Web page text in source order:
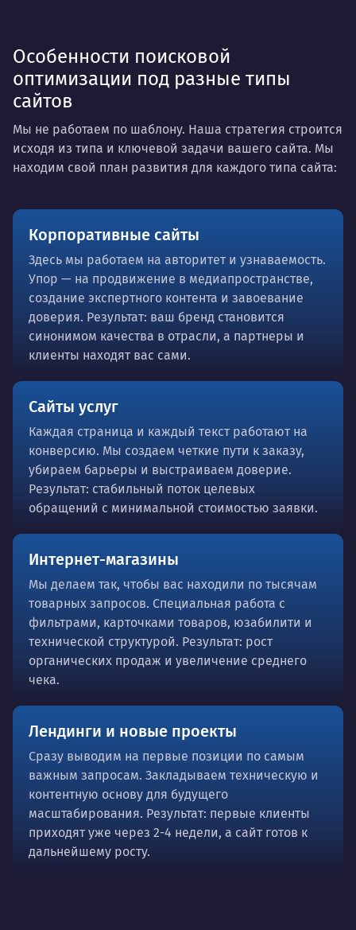
Особенности поисковой
оптимизации под разные типы
сайтов
Мы не работаем по шаблону. Наша стратегия строится
исходя из типа и ключевой задачи вашего сайта. Мы
находим свой план развития для каждого типа сайта:
Корпоративные сайты
Здесь мы работаем на авторитет и узнаваемость.
Упор — на продвижение в медиапространстве,
создание экспертного контента и завоевание
доверия. Результат: ваш бренд становится
синонимом качества в отрасли, а партнеры и
клиенты находят вас сами.
Сайты услуг
Каждая страница и каждый текст работают на
конверсию. Мы создаем четкие пути к заказу,
убираем барьеры и выстраиваем доверие.
Результат: стабильный поток целевых
обращений с минимальной стоимостью заявки.
Интернет-магазины
Мы делаем так, чтобы вас находили по тысячам
товарных запросов. Специальная работа с
фильтрами, карточками товаров, юзабилити и
технической структурой. Результат: рост
органических продаж и увеличение среднего
чека.
Лендинги и новые проекты
Сразу выводим на первые позиции по самым
важным запросам. Закладываем техническую и
контентную основу для будущего
масштабирования. Результат: первые клиенты
приходят уже через 2-4 недели, а сайт готов к
дальнейшему росту.